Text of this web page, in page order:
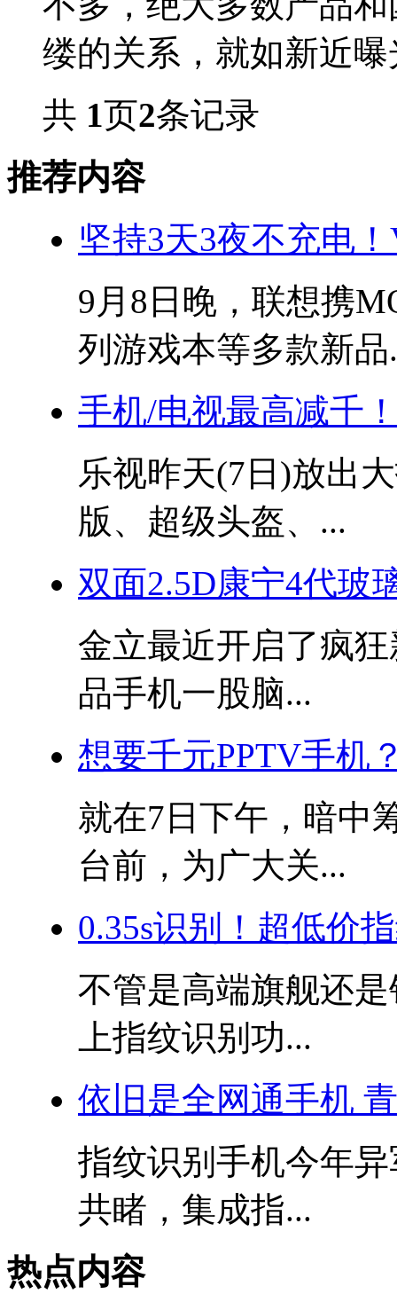
缕的关系，就如新近
共 1页2条记录
推荐内容
坚持3天3夜不充电
9月8日晚，联想携
列游戏本等多款新品
手机/电视最高减千
乐视昨天(7日)放出
版、超级头盔、...
双面2.5D康宁4代玻
金立最近开启了疯
品手机一股脑...
想要千元PPTV手机
就在7日下午，暗中
台前，为广大关...
0.35s识别！超低价
不管是高端旗舰还
上指纹识别功...
依旧是全网通手机
指纹识别手机今年
共睹，集成指...
热点内容